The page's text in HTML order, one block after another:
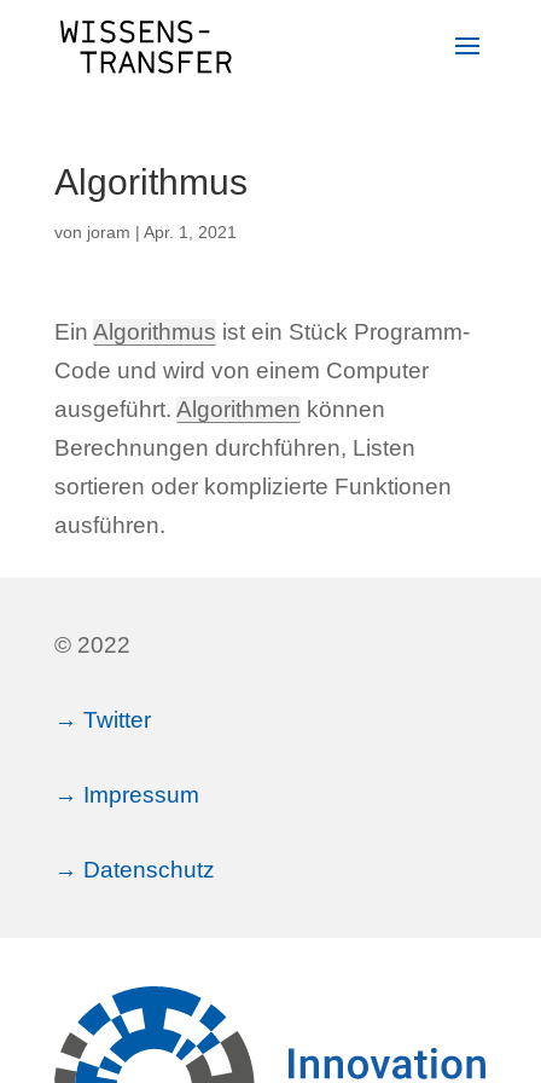
Algorithmus
von joram | Apr. 1, 2021
Ein Algorithmus ist ein Stück Programm-
Code und wird von einem Computer
ausgeführt. Algorithmen können
Berechnungen durchführen, Listen
sortieren oder komplizierte Funktionen
ausführen.
© 2022
→ Twitter
→ Impressum
→ Datenschutz